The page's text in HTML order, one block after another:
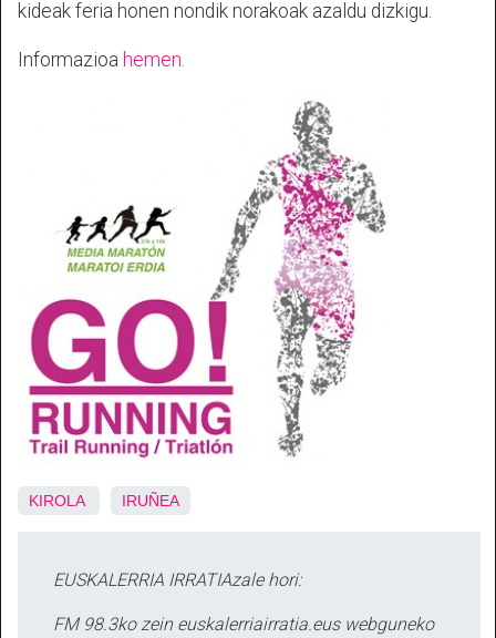
kideak feria honen nondik norakoak azaldu dizkigu.
Informazioa hemen.
KIROLA IRUÑEA
EUSKALERRIA IRRATIAzale hori:
FM 98.3ko zein euskalerriairratia.eus webguneko